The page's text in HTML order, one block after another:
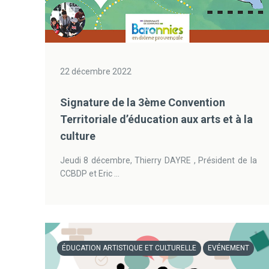
22 décembre 2022
Signature de la 3ème Convention
Territoriale d’éducation aux arts et à la
culture
Jeudi 8 décembre, Thierry DAYRE , Président de la
CCBDP et Eric ...
ÉDUCATION ARTISTIQUE ET CULTURELLE EVÉNEMENT